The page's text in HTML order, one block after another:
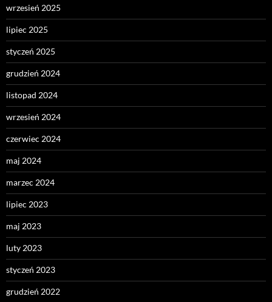
wrzesień 2025
lipiec 2025
styczeń 2025
grudzień 2024
listopad 2024
wrzesień 2024
czerwiec 2024
maj 2024
marzec 2024
lipiec 2023
maj 2023
luty 2023
styczeń 2023
grudzień 2022